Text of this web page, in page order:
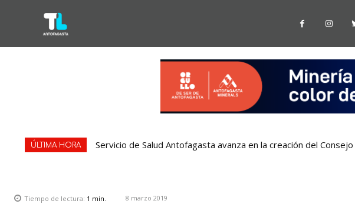
ÚLTIMA HORA Servicio de Salud Antofagasta avanza en la creación del
Tiempo de lectura: 1 min. 8 marzo 2019